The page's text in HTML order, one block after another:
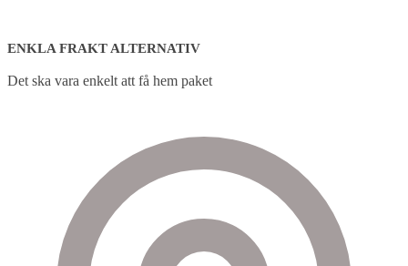
ENKLA FRAKT ALTERNATIV
Det ska vara enkelt att få hem paket